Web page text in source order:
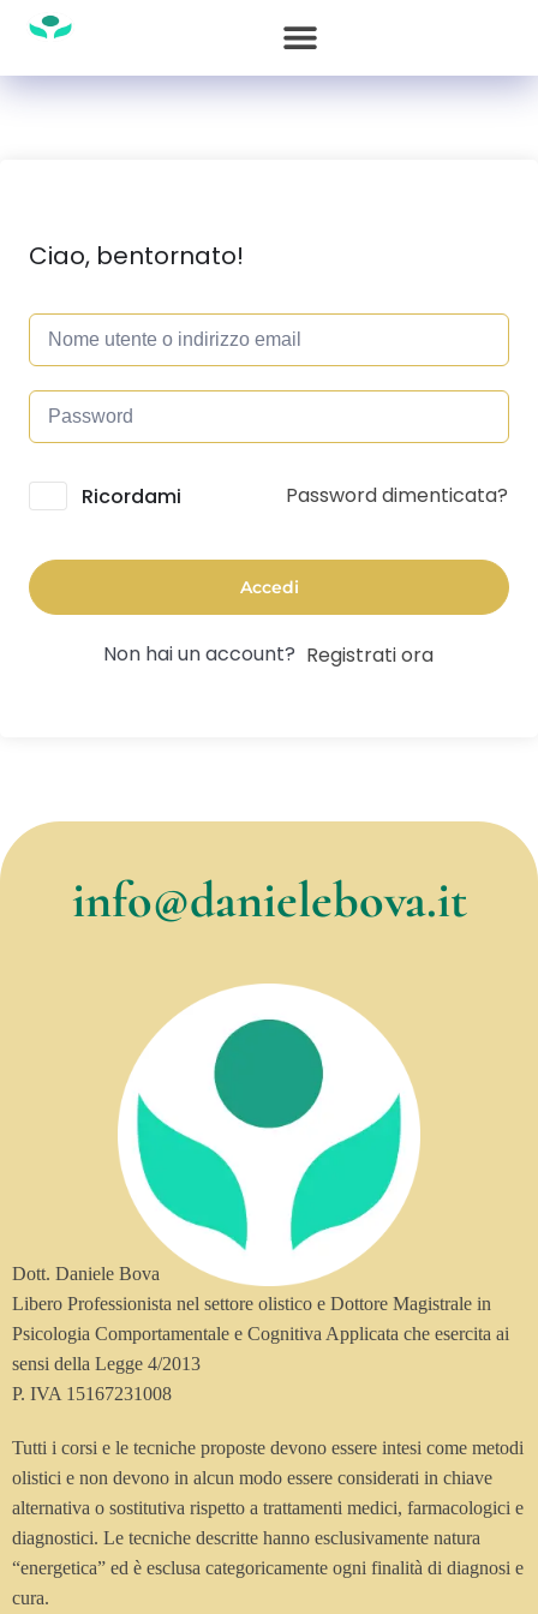
Ciao, bentornato!
Alternative:
Ricordami Password dimenticata?
Accedi
Non hai un account? Registrati ora
info@danielebova.it
Dott. Daniele Bova
Libero Professionista nel settore olistico e Dottore Magistrale in
Psicologia Comportamentale e Cognitiva Applicata che esercita ai
sensi della Legge 4/2013
P. IVA 15167231008
Tutti i corsi e le tecniche proposte devono essere intesi come metodi
olistici e non devono in alcun modo essere considerati in chiave
alternativa o sostitutiva rispetto a trattamenti medici, farmacologici e
diagnostici. Le tecniche descritte hanno esclusivamente natura
“energetica” ed è esclusa categoricamente ogni finalità di diagnosi e
cura.